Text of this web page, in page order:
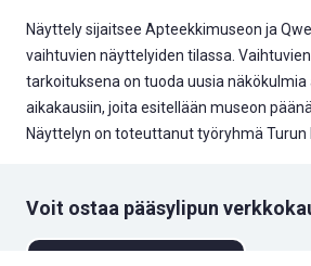
Näyttely sijaitsee Apteekkimuseon ja
vaihtuvien näyttelyiden tilassa.
tarkoituksena on tuoda uusia näkökulmia
aikakausiin, joita esitellään museon
Näyttelyn on toteuttanut työryhmä
Voit ostaa pääsylipun